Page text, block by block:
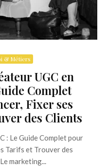
& Métiers
UGC en
Complet
Fixer ses
des Clients
: Le Guide Complet pour
Tarifs et Trouver des
marketing...